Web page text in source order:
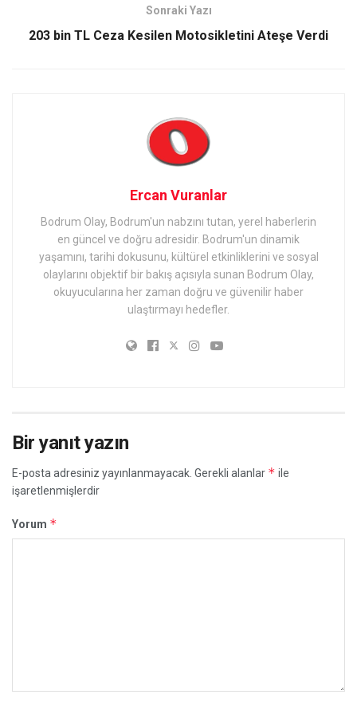
Sonraki Yazı
203 bin TL Ceza Kesilen Motosikletini Ateşe Verdi
Ercan Vuranlar
Bodrum Olay, Bodrum'un nabzını tutan, yerel haberlerin
en güncel ve doğru adresidir. Bodrum'un dinamik
yaşamını, tarihi dokusunu, kültürel etkinliklerini ve sosyal
olaylarını objektif bir bakış açısıyla sunan Bodrum Olay,
okuyucularına her zaman doğru ve güvenilir haber
ulaştırmayı hedefler.
Bir yanıt yazın
E-posta adresiniz yayınlanmayacak. Gerekli alanlar * ile
işaretlenmişlerdir
Yorum *